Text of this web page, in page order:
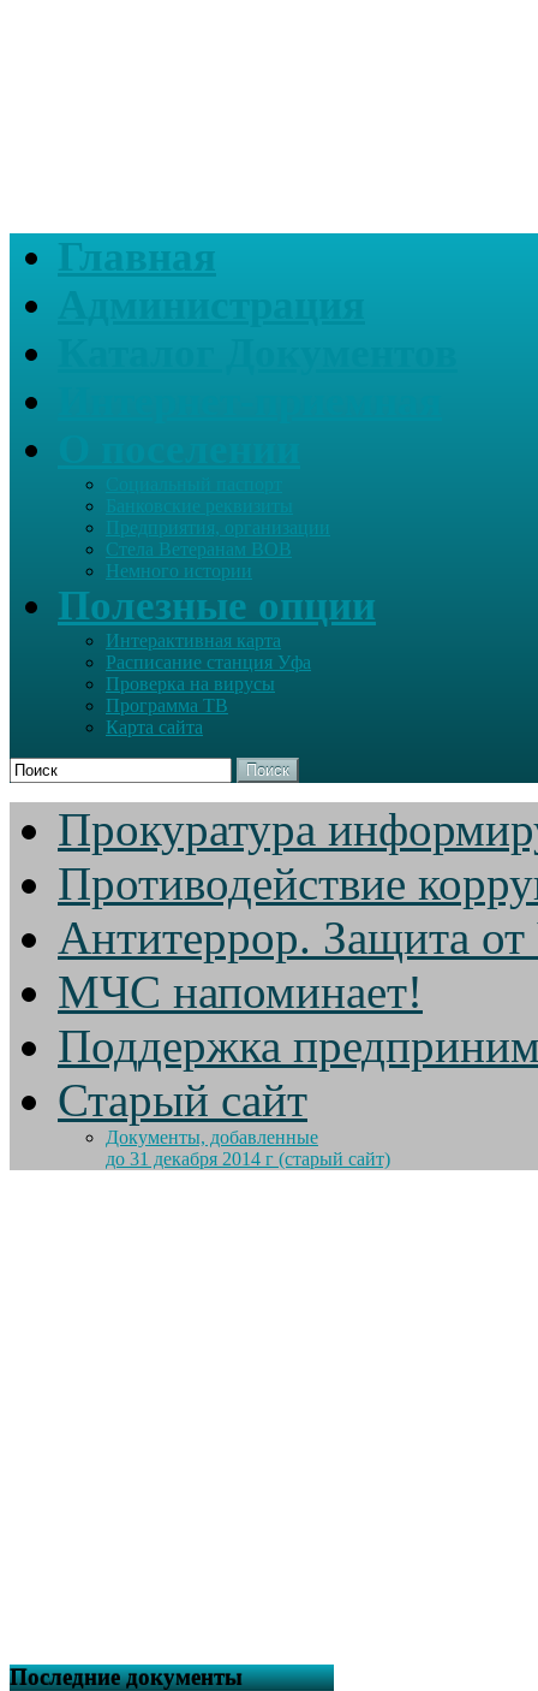
Главная
Банковские реквизиты
Предприятия, организации
Стела Ветеранам ВОВ
Немного истории
Полезные опции
Интерактивная карта
Расписание станция Уфа
Проверка на вирусы
Программа ТВ
Карта сайта
Поиск
Прокуратура
Противодействие
Антитеррор. Защита
МЧС напоминает!
Поддержка
Старый сайт
Документы, добавленные
до 31 декабря 2014 г (старый сайт)
Последние документы